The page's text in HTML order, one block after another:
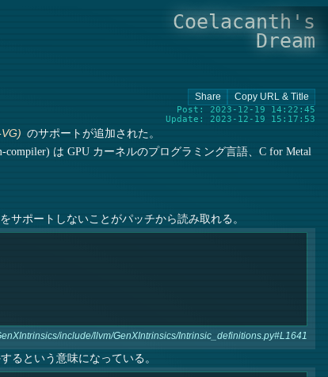
Coelacanth's
Dream
Post: 2023-12-19 14:22:45
Update: 2023-12-19 15:17:53
のサポートが追加された。
は GPU カーネルのプログラミング言語、C for Metal
サポートしないことがパッチから読み取れる。
include/llvm/GenXIntrinsics/Intrinsic_definitions.py#L1641
るという意味になっている。